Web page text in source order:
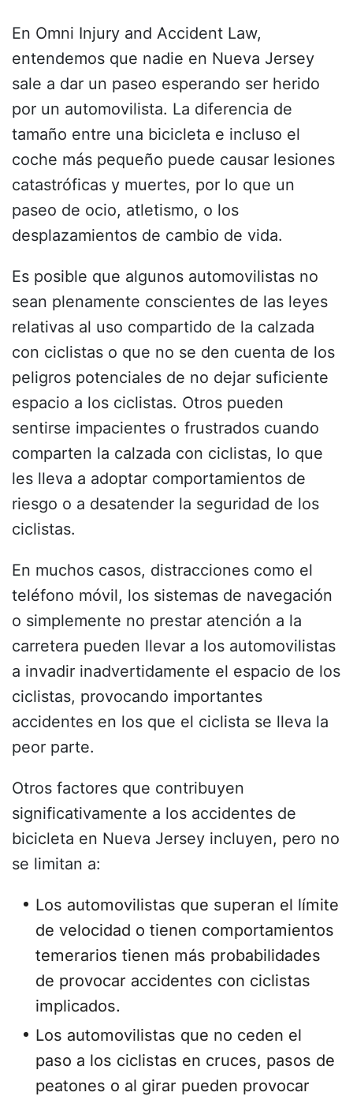
En Omni Injury and Accident Law,
entendemos que nadie en Nueva Jersey
sale a dar un paseo esperando ser herido
por un automovilista. La diferencia de
tamaño entre una bicicleta e incluso el
coche más pequeño puede causar lesiones
catastróficas y muertes, por lo que un
paseo de ocio, atletismo, o los
desplazamientos de cambio de vida.
Es posible que algunos automovilistas no
sean plenamente conscientes de las leyes
relativas al uso compartido de la calzada
con ciclistas o que no se den cuenta de los
peligros potenciales de no dejar suficiente
espacio a los ciclistas. Otros pueden
sentirse impacientes o frustrados cuando
comparten la calzada con ciclistas, lo que
les lleva a adoptar comportamientos de
riesgo o a desatender la seguridad de los
ciclistas.
En muchos casos, distracciones como el
teléfono móvil, los sistemas de navegación
o simplemente no prestar atención a la
carretera pueden llevar a los automovilistas
a invadir inadvertidamente el espacio de los
ciclistas, provocando importantes
accidentes en los que el ciclista se lleva la
peor parte.
Otros factores que contribuyen
significativamente a los accidentes de
bicicleta en Nueva Jersey incluyen, pero no
se limitan a:
Los automovilistas que superan el límite
de velocidad o tienen comportamientos
temerarios tienen más probabilidades
de provocar accidentes con ciclistas
implicados.
Los automovilistas que no ceden el
paso a los ciclistas en cruces, pasos de
peatones o al girar pueden provocar